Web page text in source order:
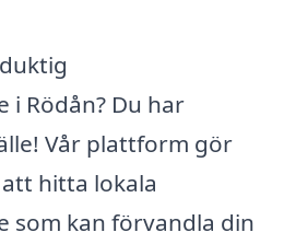
Rödån? Du har
Vår plattform gör
hitta lokala
som kan förvandla din